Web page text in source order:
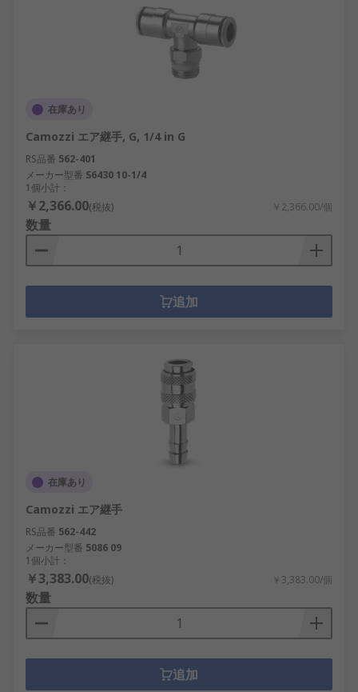
在庫あり
Camozzi エア継手, G, 1/4 in G
RS品番 562-401
メーカー型番 S6430 10-1/4
1個小計：
￥2,366.00(税抜) ￥2,366.00/個
数量
追加
在庫あり
Camozzi エア継手
RS品番 562-442
メーカー型番 5086 09
1個小計：
￥3,383.00(税抜) ￥3,383.00/個
数量
追加